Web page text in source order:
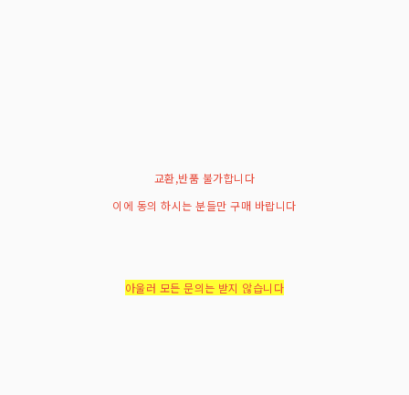
교환,반품 불가합니다
이에 동의 하시는 분들만 구매 바랍니다
아울러 모든 문의는 받지 않습니다